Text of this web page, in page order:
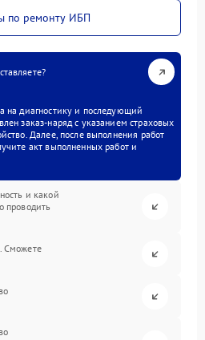
по ремонту ИБП
на диагностику и последующий
заказ-наряд с указанием страховых
Далее, после выполнения работ
акт выполненных работ и
и какой
проводить
Сможете